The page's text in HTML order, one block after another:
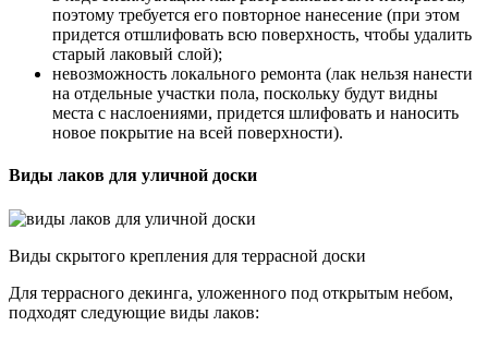
поэтому требуется его повторное нанесение (при этом
придется отшлифовать всю поверхность, чтобы удалить
старый лаковый слой);
невозможность локального ремонта (лак нельзя нанести
на отдельные участки пола, поскольку будут видны
места с наслоениями, придется шлифовать и наносить
новое покрытие на всей поверхности).
Виды лаков для уличной доски
Виды скрытого крепления для террасной доски
Для террасного декинга, уложенного под открытым небом,
подходят следующие виды лаков: